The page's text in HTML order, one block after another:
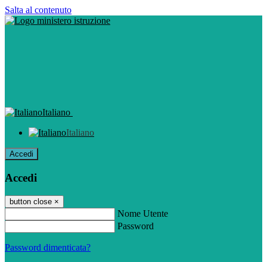
Salta al contenuto
Italiano
Italiano
Accedi
Accedi
button close ×
Nome Utente
Password
Password dimenticata?